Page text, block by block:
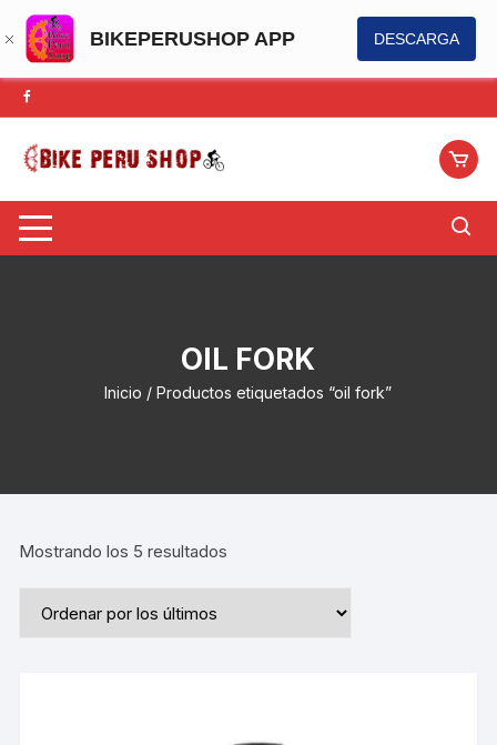
BIKEPERUSHOP APP DESCARGA
Saltar
al
contenido
OIL FORK
Inicio / Productos etiquetados “oil fork”
Mostrando los 5 resultados